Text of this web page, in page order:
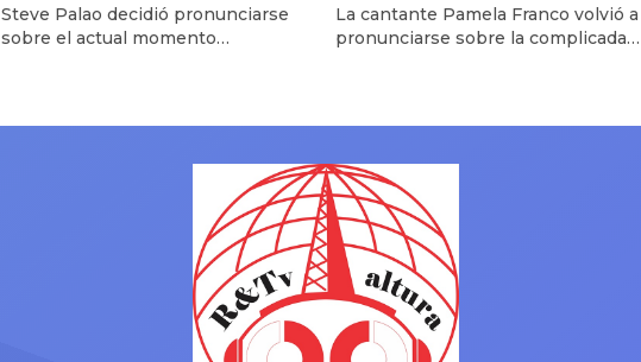
hijo en yate
Steve Palao decidió pronunciarse
sobre el actual momento
recordado episodio del yate en
en detalles de la relación, dejó
entrever que la pareja ya habría
superado los problemas y atraviesa
una etapa más tranquila. […]
es su inesperada opinión
sobre los hijos de Cueva
La cantante Pamela Franco volvió a
pronunciarse sobre la complicada
hijos. Aunque en varias ocasiones
enfrentamientos mediáticos, esta
vez la artista dejó de lado las
diferencias y priorizó el bienestar de
los menores. Te puede interesar
¿Nuevo […]